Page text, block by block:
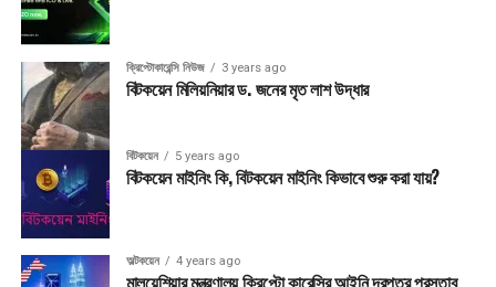
ক্রিপ্টোকারেন্সি নিউজ 3 years ago
বিটকয়েন মিলিয়নিয়ার ড. জনের মৃত লাশ উদ্ধার
বিটকয়েন 5 years ago
বিটকয়েন মাইনিং কি, বিটকয়েন মাইনিং কিভাবে শুরু করা যায়?
অল্টকয়েন 4 years ago
মালয়েশিয়ার মন্ত্রণালয় ক্রিপ্টো কারেন্সির আইনি দরপত্র প্রস্তাব